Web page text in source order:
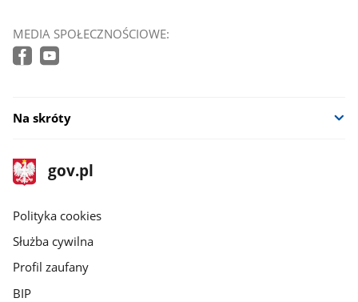
MEDIA SPOŁECZNOŚCIOWE:
Na skróty
stopka
gov.pl
Strona
gov.pl
gov.pl
Polityka cookies
Służba cywilna
Profil zaufany
BIP